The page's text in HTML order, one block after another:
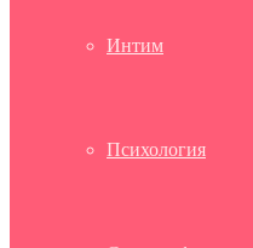
Интим
Психология